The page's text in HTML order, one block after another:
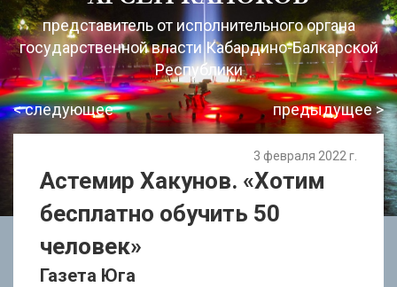
СОБЫТИЯ
ПУБЛИКАЦИИ В СМИ
БИОГРАФИЯ
ФОТОГАЛЕРЕЯ
представитель от исполнительного органа
государственной власти Кабардино-Балкарской
Республики
< следующее предыдущее >
3 февраля 2022 г.
Астемир Хакунов. «Хотим
бесплатно обучить 50
человек»
Газета Юга